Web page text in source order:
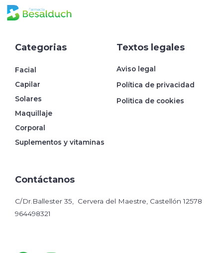
Categorias
Facial
Capilar
Solares
Maquillaje
Corporal
Suplementos y vitaminas
Textos legales
Aviso legal
Política de privacidad
Politica de cookies
Contáctanos
C/Dr.Ballester 35, Cervera del Maestre, Castellón 12578
964498321